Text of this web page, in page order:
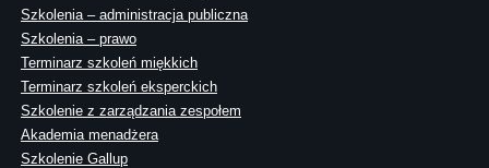
Szkolenia – administracja publiczna
Szkolenia – prawo
Terminarz szkoleń miękkich
Terminarz szkoleń eksperckich
Szkolenie z zarządzania zespołem
Akademia menadżera
Szkolenie Gallup